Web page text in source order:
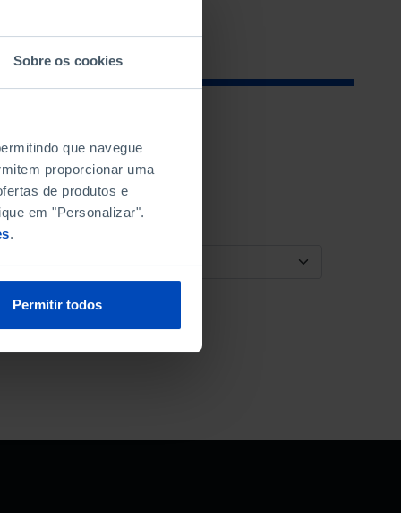
Sobre os cookies
que navegue
proporcionar uma
de produtos e
em "Personalizar".
.
Permitir todos
ORDENAR POR